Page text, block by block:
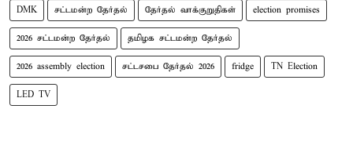
DMK சட்டமன்ற தேர்தல் தேர்தல் வாக்குறுதிகள் election promises
2026 சட்டமன்ற தேர்தல் தமிழக சட்டமன்ற தேர்தல்
2026 assembly election சட்டசபை தேர்தல் 2026 fridge TN Election
LED TV